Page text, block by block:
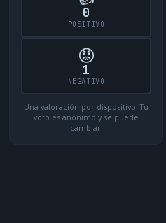
0
POSITIVO
😡
1
NEGATIVO
Una valoración por dispositivo. Tu
voto es anónimo y se puede
cambiar.